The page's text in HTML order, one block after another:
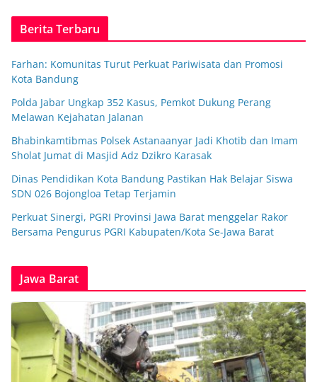
Berita Terbaru
Farhan: Komunitas Turut Perkuat Pariwisata dan Promosi
Kota Bandung
Polda Jabar Ungkap 352 Kasus, Pemkot Dukung Perang
Melawan Kejahatan Jalanan
Bhabinkamtibmas Polsek Astanaanyar Jadi Khotib dan Imam
Sholat Jumat di Masjid Adz Dzikro Karasak
Dinas Pendidikan Kota Bandung Pastikan Hak Belajar Siswa
SDN 026 Bojongloa Tetap Terjamin
Perkuat Sinergi, PGRI Provinsi Jawa Barat menggelar Rakor
Bersama Pengurus PGRI Kabupaten/Kota Se-Jawa Barat
Jawa Barat